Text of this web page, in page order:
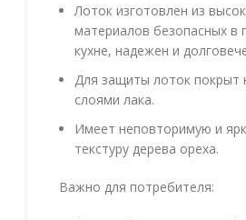
Лоток изготовлен из
материалов безопасных в
кухне, надежен и
Для защиты лоток покрыт
слоями лака.
Имеет неповторимую и
текстуру дерева ореха.
Важно для потребителя: